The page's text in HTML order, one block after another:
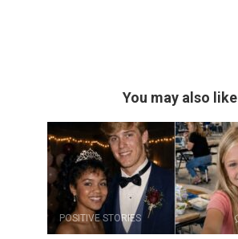
You may also like
POSITIVE STORIES